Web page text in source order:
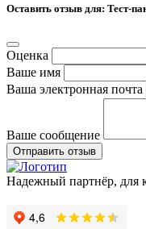
Оставить отзыв для: Тест-
Оценка
Ваше имя
Ваша электронная почта
Ваше сообщение
Отправить отзыв
Надежный партнёр, для